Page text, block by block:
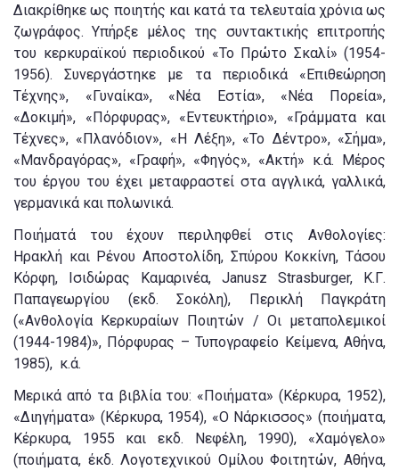
Διακρίθηκε ως ποιητής και κατά τα τελευταία χρόνια ως
ζωγράφος. Υπήρξε μέλος της συντακτικής επιτροπής
του κερκυραϊκού περιοδικού «Το Πρώτο Σκαλί» (1954-
1956). Συνεργάστηκε με τα περιοδικά «Επιθεώρηση
Τέχνης», «Γυναίκα», «Νέα Εστία», «Νέα Πορεία»,
«Δοκιμή», «Πόρφυρας», «Εντευκτήριο», «Γράμματα και
Τέχνες», «Πλανόδιον», «Η Λέξη», «Το Δέντρο», «Σήμα»,
«Μανδραγόρας», «Γραφή», «Φηγός», «Ακτή» κ.ά. Μέρος
του έργου του έχει μεταφραστεί στα αγγλικά, γαλλικά,
γερμανικά και πολωνικά.
Ποιήματά του έχουν περιληφθεί στις Ανθολογίες:
Ηρακλή και Ρένου Αποστολίδη, Σπύρου Κοκκίνη, Τάσου
Κόρφη, Ισιδώρας Καμαρινέα, Janusz Strasburger, Κ.Γ.
Παπαγεωργίου (εκδ. Σοκόλη), Περικλή Παγκράτη
(«Ανθολογία Κερκυραίων Ποιητών / Οι μεταπολεμικοί
(1944-1984)», Πόρφυρας – Τυπογραφείο Κείμενα, Αθήνα,
1985), κ.ά.
Μερικά από τα βιβλία του: «Ποιήματα» (Κέρκυρα, 1952),
«Διηγήματα» (Κέρκυρα, 1954), «Ο Νάρκισσος» (ποιήματα,
Κέρκυρα, 1955 και εκδ. Νεφέλη, 1990), «Χαμόγελο»
(ποιήματα, έκδ. Λογοτεχνικού Ομίλου Φοιτητών, Αθήνα,